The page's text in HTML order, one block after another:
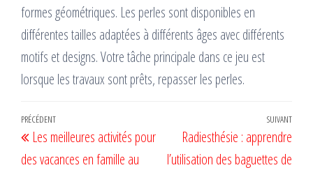
formes géométriques. Les perles sont disponibles en
différentes tailles adaptées à différents âges avec différents
motifs et designs. Votre tâche principale dans ce jeu est
lorsque les travaux sont prêts, repasser les perles.
Navigation
de
Article
précédent
PRÉCÉDENT
Les meilleures activités pour
des vacances en famille au
SUIVANT
Radiesthésie : apprendre
l’utilisation des baguettes de